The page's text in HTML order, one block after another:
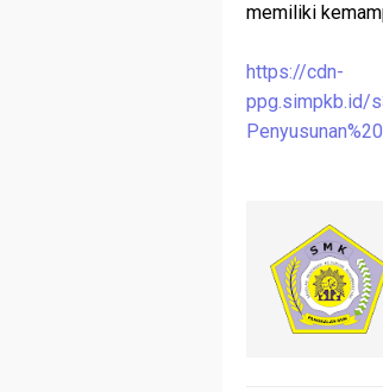
memiliki
https://cdn-
ppg.simpkb.id/